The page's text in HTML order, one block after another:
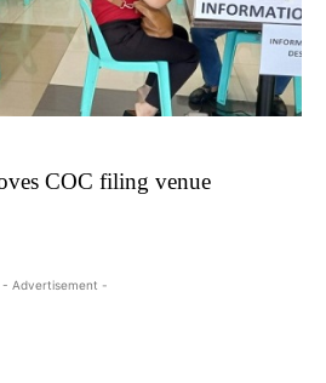
COC filing venue
- Advertisement -